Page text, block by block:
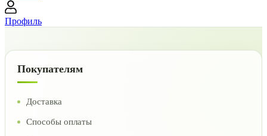
Профиль
Покупателям
Доставка
Способы оплаты